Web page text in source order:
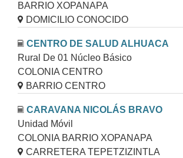
BARRIO XOPANAPA
DOMICILIO CONOCIDO
CENTRO DE SALUD ALHUACA
Rural De 01 Núcleo Básico
COLONIA CENTRO
BARRIO CENTRO
CARAVANA NICOLÁS BRAVO
Unidad Móvil
COLONIA BARRIO XOPANAPA
CARRETERA TEPETZIZINTLA